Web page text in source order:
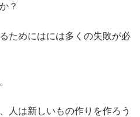
？
ためにはには多くの失敗が必
人は新しいもの作りを作ろう